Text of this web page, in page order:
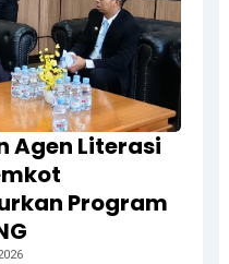
Agen Literasi
Program